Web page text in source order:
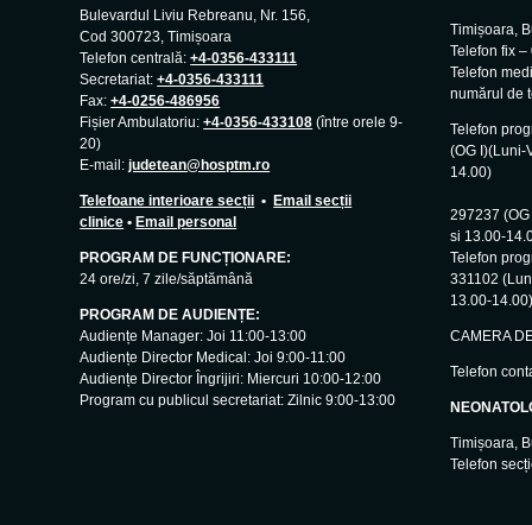
Bulevardul Liviu Rebreanu, Nr. 156,
Cod 300723, Timișoara
Telefon centrală:+4-0356-433111
Secretariat:+4-0356-433111
Fax:+4-0256-486956
Fișier Ambulatoriu:+4-0356-433108 (între orele 9-
20)
E-mail:judetean@hosptm.ro
Telefoane interioare secții •Email secții
clinice •Email personal
PROGRAM DE FUNCȚIONARE:
24 ore/zi, 7 zile/săptămână
PROGRAM DE AUDIENȚE:
Audiențe Manager: Joi 11:00-13:00
Audiențe Director Medical: Joi 9:00-11:00
Audiențe Director Îngrijiri: Miercuri 10:00-12:00
Program cu publicul secretariat: Zilnic 9:00-13:00
Timișoara,
Telefon fix
Telefon
numărul de
Telefon
(OG I)(Luni-
14.00)
–
297237
si 13.00-
Telefon
331102
13.00-14.00)
CAMERA
Telefon
Timișoara,
Telefon